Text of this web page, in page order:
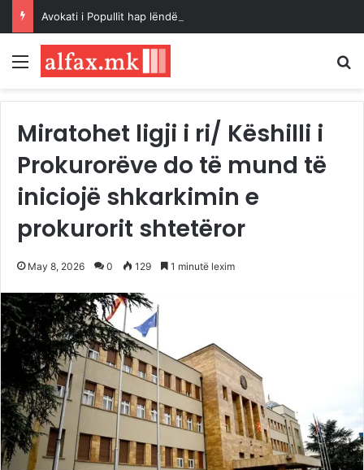
Avokati i Popullit hap lëndë për ndotjen e ujit në Gostivar
Menu
Miratohet ligji i ri/ Këshilli i
Prokurorëve do të mund të
iniciojë shkarkimin e
prokurorit shtetëror
May 8, 2026 0 129 1 minutë lexim